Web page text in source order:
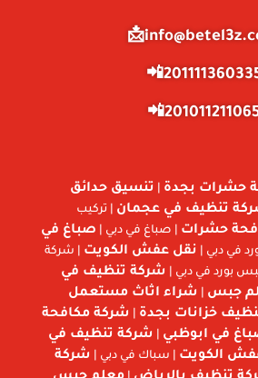
حشرات بجدة
تنسيق حدائق
تنظيف في عجمان | تركيب
حشرات | صباغ في دبي | صباغ في
في دبي | نقل عفش الكويت | شركة
بورد في دبي |
شركة تنظيف في
جبس
شراء اثاث مستعمل
خزانات بجدة
شركة مكافحة
في ابوظبي
شركة تنظيف في
الكويت | سباك في دبي |
شركة